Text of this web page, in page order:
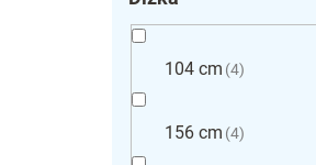
104 cm 4
156 cm 4